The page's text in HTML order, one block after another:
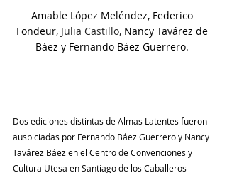
Amable López Meléndez, Federico
Fondeur, Julia Castillo, Nancy Tavárez de
Báez y Fernando Báez Guerrero.
Dos ediciones distintas de Almas Latentes fueron
auspiciadas por Fernando Báez Guerrero y Nancy
Tavárez Báez en el Centro de Convenciones y
Cultura Utesa en Santiago de los Caballeros